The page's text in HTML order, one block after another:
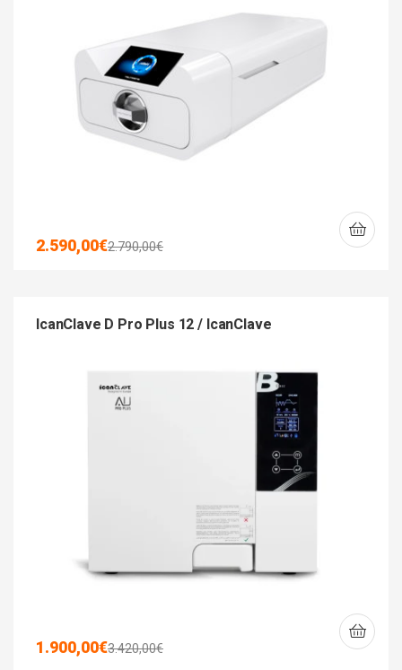
2.790,00€
2.590,00€
IcanClave D Pro Plus 12 / IcanClave
3.420,00€
1.900,00€